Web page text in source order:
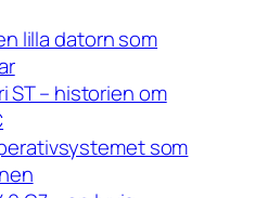
lilla datorn som
ST – historien om
som